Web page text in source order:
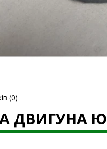
(0)
ДВИГУНА